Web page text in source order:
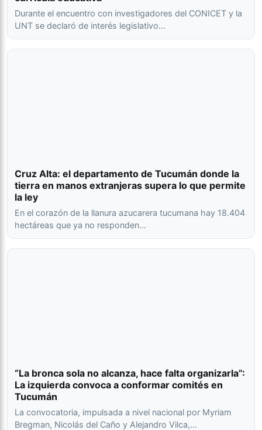
Durante el encuentro con investigadores del CONICET y la
UNT se declaró de interés legislativo…
Cruz Alta: el departamento de Tucumán donde la
tierra en manos extranjeras supera lo que permite
la ley
En el corazón de la llanura azucarera tucumana hay 18.404
hectáreas que ya no responden…
“La bronca sola no alcanza, hace falta organizarla”:
La izquierda convoca a conformar comités en
Tucumán
La convocatoria, impulsada a nivel nacional por Myriam
Bregman, Nicolás del Caño y Alejandro Vilca,…